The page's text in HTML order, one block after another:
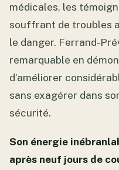
médicales, les
souffrant de troubles
le danger. Ferrand-
remarquable en
d’améliorer
sans exagérer dans
sécurité.
Son énergie
après neuf jours de